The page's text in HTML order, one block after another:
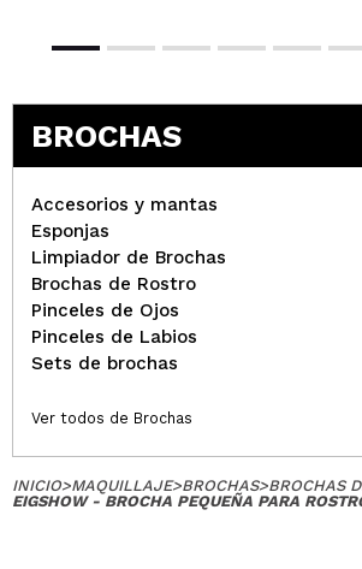
BROCHAS
Accesorios y mantas
Esponjas
Limpiador de Brochas
Brochas de Rostro
Pinceles de Ojos
Pinceles de Labios
Sets de brochas
Ver todos de Brochas
INICIO>MAQUILLAJE>BROCHAS>BROCHAS
EIGSHOW - BROCHA PEQUEÑA PARA